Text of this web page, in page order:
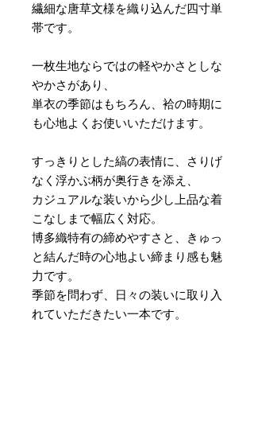
繊細な唐草文様を織り込んだ四寸単
帯です。
一枚生地ならではの軽やかさとしな
やかさがあり、
単衣の季節はもちろん、袷の時期に
も心地よくお使いいただけます。
すっきりとした縞の表情に、さりげ
なく浮かぶ柄が奥行きを添え、
カジュアルな装いから少し上品な着
こなしまで幅広く対応。
博多織特有の締めやすさと、きゅっ
と結んだ時の心地よい締まり感も魅
力です。
季節を問わず、日々の装いに取り入
れていただきたい一本です。